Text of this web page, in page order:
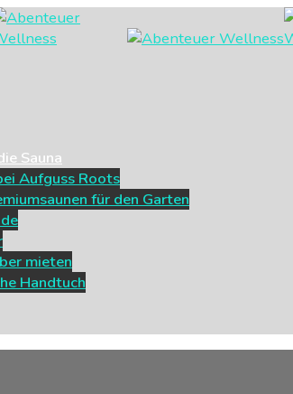
Sauna
Aufguss Roots
für den Garten
mieten
Handtuch